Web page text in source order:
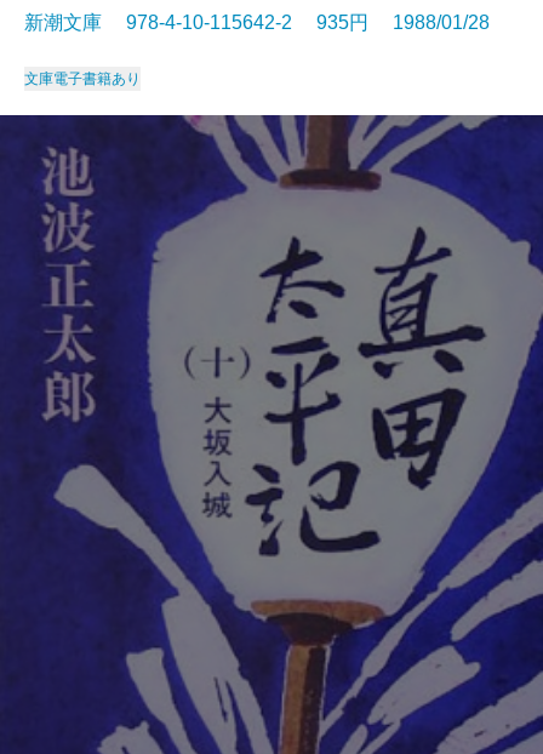
新潮文庫 978-4-10-115642-2 935円 1988/01/28
文庫電子書籍あり